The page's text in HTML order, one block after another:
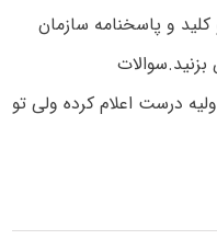
کلید و پاسخنامه سازمان
تو کلید اولیه درست اعلام کرده ولی تو